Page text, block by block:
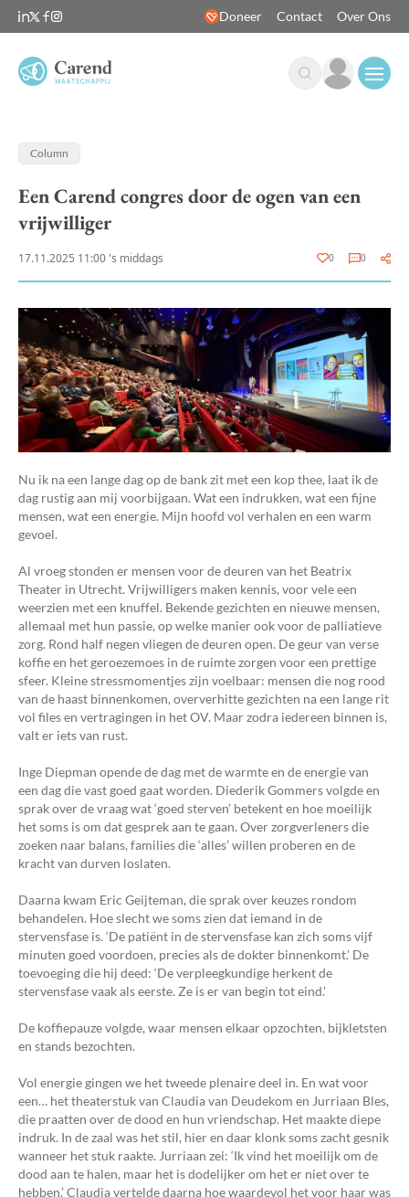
Doneer Contact Over Ons
Column
Een Carend congres door de ogen van een
vrijwilliger
17.11.2025 11:00 's middags 0 0
Nu ik na een lange dag op de bank zit met een kop thee, laat ik de
dag rustig aan mij voorbijgaan. Wat een indrukken, wat een fijne
mensen, wat een energie. Mijn hoofd vol verhalen en een warm
gevoel.
Al vroeg stonden er mensen voor de deuren van het Beatrix
Theater in Utrecht. Vrijwilligers maken kennis, voor vele een
weerzien met een knuffel. Bekende gezichten en nieuwe mensen,
allemaal met hun passie, op welke manier ook voor de palliatieve
zorg. Rond half negen vliegen de deuren open. De geur van verse
koffie en het geroezemoes in de ruimte zorgen voor een prettige
sfeer. Kleine stressmomentjes zijn voelbaar: mensen die nog rood
van de haast binnenkomen, oververhitte gezichten na een lange rit
vol files en vertragingen in het OV. Maar zodra iedereen binnen is,
valt er iets van rust.
Inge Diepman opende de dag met de warmte en de energie van
een dag die vast goed gaat worden. Diederik Gommers volgde en
sprak over de vraag wat ‘goed sterven’ betekent en hoe moeilijk
het soms is om dat gesprek aan te gaan. Over zorgverleners die
zoeken naar balans, families die ‘alles’ willen proberen en de
kracht van durven loslaten.
Daarna kwam Eric Geijteman, die sprak over keuzes rondom
behandelen. Hoe slecht we soms zien dat iemand in de
stervensfase is. ‘De patiënt in de stervensfase kan zich soms vijf
minuten goed voordoen, precies als de dokter binnenkomt.’ De
toevoeging die hij deed: ‘De verpleegkundige herkent de
stervensfase vaak als eerste. Ze is er van begin tot eind.’
De koffiepauze volgde, waar mensen elkaar opzochten, bijkletsten
en stands bezochten.
Vol energie gingen we het tweede plenaire deel in. En wat voor
een… het theaterstuk van Claudia van Deudekom en Jurriaan Bles,
die praatten over de dood en hun vriendschap. Het maakte diepe
indruk. In de zaal was het stil, hier en daar klonk soms zacht gesnik
wanneer het stuk raakte. Jurriaan zei: ‘Ik vind het moeilijk om de
dood aan te halen, maar het is dodelijker om het er niet over te
hebben.’ Claudia vertelde daarna hoe waardevol het voor haar was